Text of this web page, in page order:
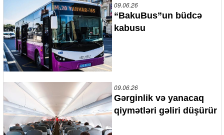
09.06.26
“BakuBus”un büdcə
kabusu
09.06.26
Gərginlik və yanacaq
qiymətləri gəliri düşürür